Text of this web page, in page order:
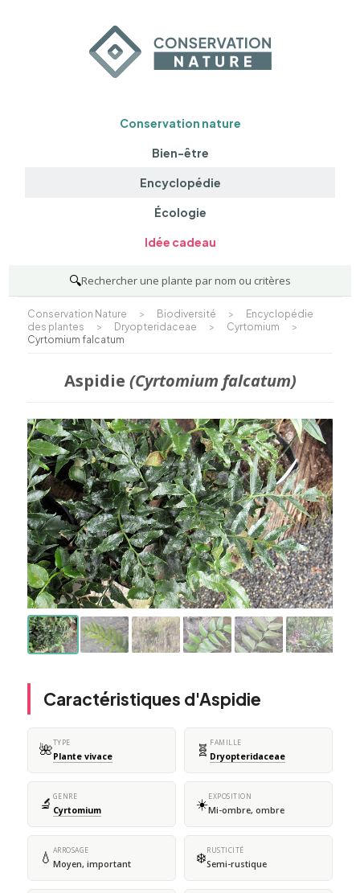
Conservation nature
Bien-être
Encyclopédie
Écologie
Idée cadeau
🔍Rechercher une plante par nom ou critères
Conservation Nature > Biodiversité >
Encyclopédie
des plantes
> Dryopteridaceae > Cyrtomium
>
Cyrtomium falcatum
Aspidie (Cyrtomium falcatum)
Caractéristiques d'Aspidie
🌺TYPE
Plante vivace 🧬 FAMILLE
Dryopteridaceae
🔬 GENRE
Cyrtomium ☀️EXPOSITION
Mi-ombre, ombre
💧 ARROSAGE
Moyen, important ❄️RUSTICITÉ
Semi-rustique